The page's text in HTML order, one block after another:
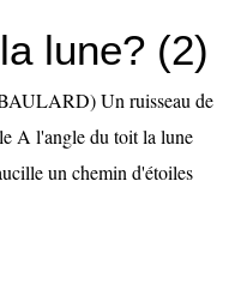
lune? (2)
Un ruisseau de
A l'angle du toit la lune
un chemin d'étoiles